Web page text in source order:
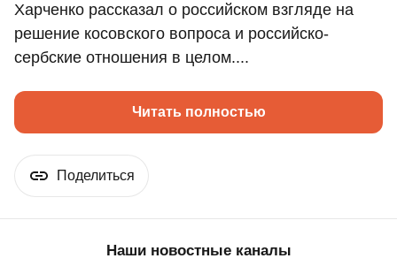
Харченко рассказал о российском взгляде на
решение косовского вопроса и российско-
сербские отношения в целом....
Читать полностью
Поделиться
Наши новостные каналы